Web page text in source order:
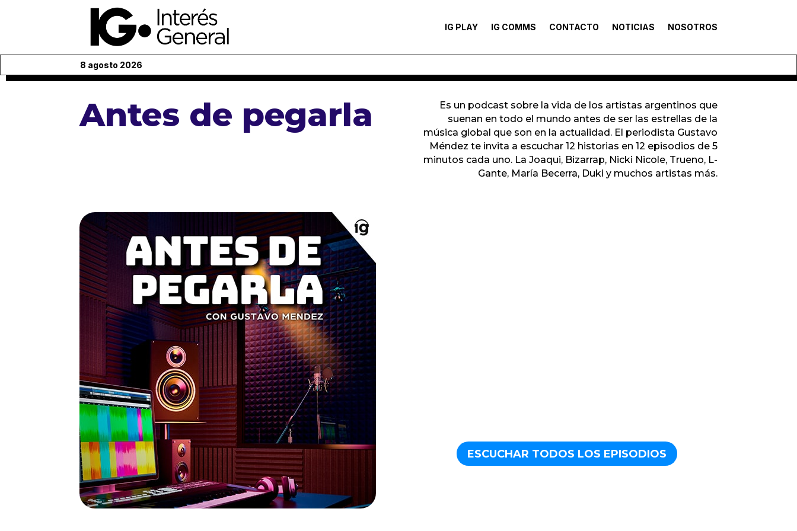
IG PLAY IG COMMS CONTACTO NOTICIAS NOSOTROS
8 agosto 2026
Antes de pegarla
Es un podcast sobre la vida de los artistas argentinos que
suenan en todo el mundo antes de ser las estrellas de la
música global que son en la actualidad. El periodista Gustavo
Méndez te invita a escuchar 12 historias en 12 episodios de 5
minutos cada uno. La Joaqui, Bizarrap, Nicki Nicole, Trueno, L-
Gante, María Becerra, Duki y muchos artistas más.
ESCUCHAR TODOS LOS EPISODIOS